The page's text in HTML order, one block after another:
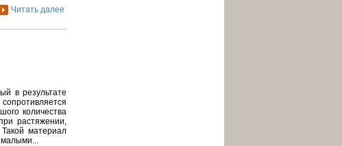
Читать далее
в результате
количества
растяжении,
материал
малыми...